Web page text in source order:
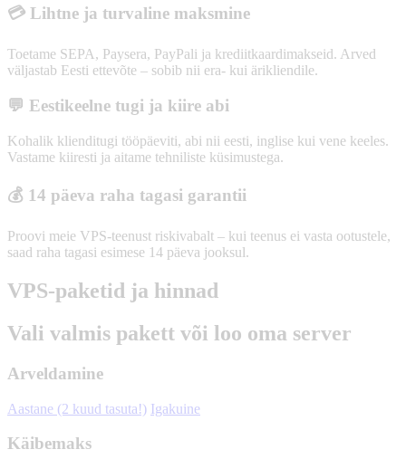
💳 Lihtne ja turvaline maksmine
Toetame SEPA, Paysera, PayPali ja krediitkaardimakseid. Arved
väljastab Eesti ettevõte – sobib nii era- kui ärikliendile.
💬 Eestikeelne tugi ja kiire abi
Kohalik klienditugi tööpäeviti, abi nii eesti, inglise kui vene keeles.
Vastame kiiresti ja aitame tehniliste küsimustega.
💰 14 päeva raha tagasi garantii
Proovi meie VPS-teenust riskivabalt – kui teenus ei vasta ootustele,
saad raha tagasi esimese 14 päeva jooksul.
VPS-paketid ja hinnad
Vali valmis pakett või loo oma server
Arveldamine
Aastane (2 kuud tasuta!) Igakuine
Käibemaks